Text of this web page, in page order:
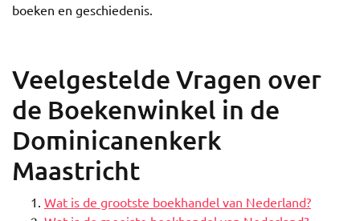
boeken en geschiedenis.
Veelgestelde Vragen over
de Boekenwinkel in de
Dominicanenkerk
Maastricht
Wat is de grootste boekhandel van Nederland?